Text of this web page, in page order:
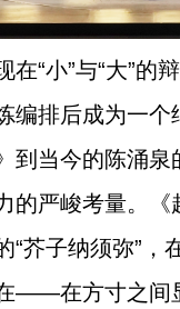
在“小”与“大”
编排后成为一
到当今的陈涌
的严峻考量。
芥子纳须弥”
——在方寸之间